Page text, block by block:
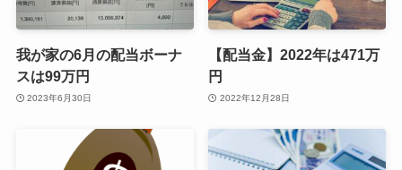
我が家の6月の配当ボーナ
スは99万円
2023年6月30日
【配当金】2022年は471万
円
2022年12月28日